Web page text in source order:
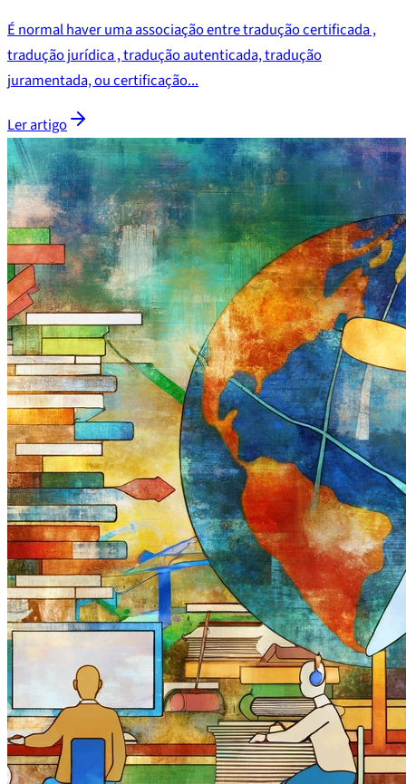
É normal haver uma associação entre tradução certificada ,
tradução jurídica , tradução autenticada, tradução
juramentada, ou certificação...
Ler artigo